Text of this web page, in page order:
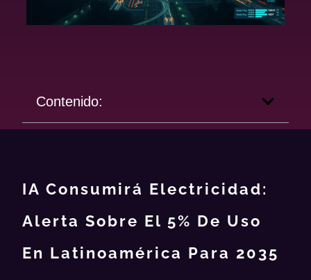
IA Consumirá Electricidad:
Alerta Sobre El 5% De Uso
En Latinoamérica Para 2035
Contenido: